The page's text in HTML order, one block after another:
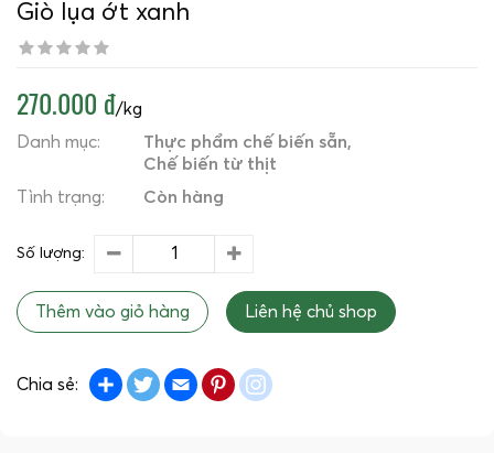
Giò lụa ớt xanh
270.000 đ/kg
Danh mục:
Thực phẩm chế biến sẵn
Chế biến từ thịt
Tình trạng:
Còn hàng
Số lượng:
Thêm vào giỏ hàng Liên hệ chủ shop
Chia sẻ: Share TwitterEmail Pinterest